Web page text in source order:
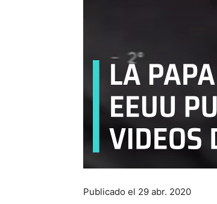
Publicado el 29 abr. 2020